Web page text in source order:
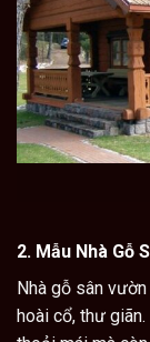
2. Mẫu Nhà Gỗ
Nhà gỗ sân vườn
hoài cổ, thư